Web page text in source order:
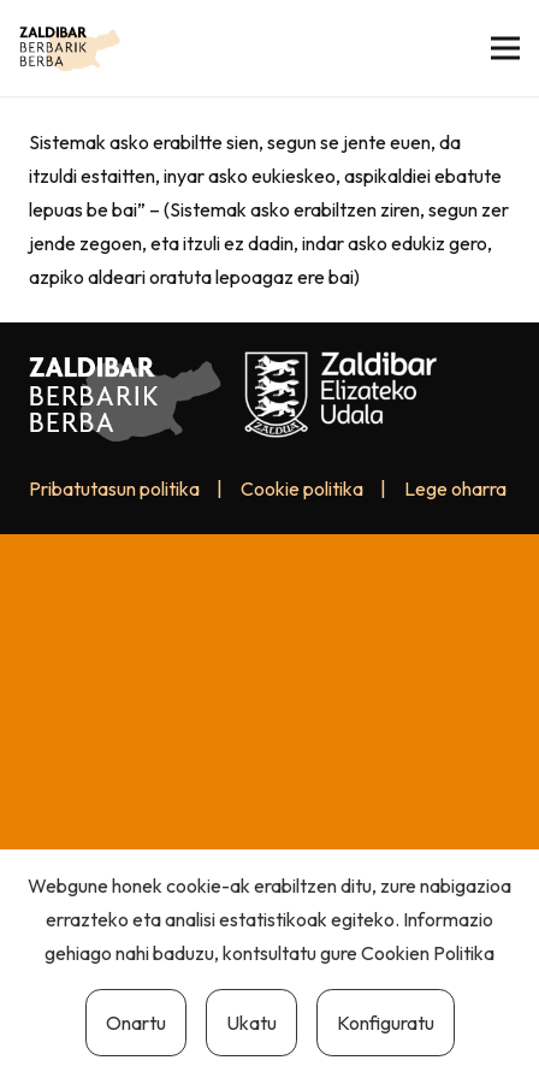
Sistemak asko erabiltte sien, segun se jente euen, da
itzuldi estaitten, inyar asko eukieskeo, aspikaldiei ebatute
lepuas be bai” – (Sistemak asko erabiltzen ziren, segun zer
jende zegoen, eta itzuli ez dadin, indar asko edukiz gero,
azpiko aldeari oratuta lepoagaz ere bai)
Pribatutasun politika Cookie politika Lege oharra
Webgune honek cookie-ak erabiltzen ditu, zure nabigazioa
errazteko eta analisi estatistikoak egiteko. Informazio
gehiago nahi baduzu, kontsultatu gureCookien Politika
Onartu Ukatu Konfiguratu